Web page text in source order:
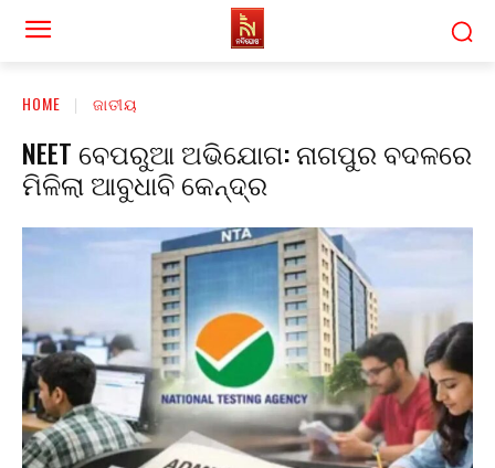
HOME ଜାତୀୟ
NEET ବେପରୁଆ ଅଭିଯୋଗ: ନାଗପୁର ବଦଳରେ
ମିଳିଲା ଆବୁଧାବି କେନ୍ଦ୍ର